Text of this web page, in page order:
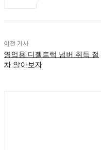
이전 기사
영업용 디젤트럭 넘버 취득 절
차 알아보자